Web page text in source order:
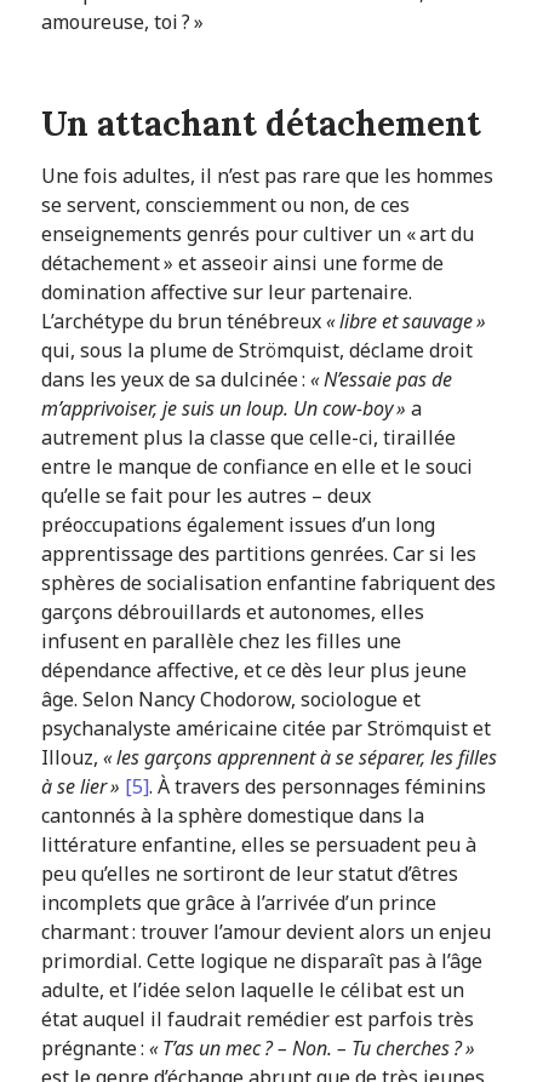
amoureuse, toi ? »
Un attachant détachement
Une fois adultes, il n’est pas rare que les hommes
se servent, consciemment ou non, de ces
enseignements genrés pour cultiver un « art du
détachement » et asseoir ainsi une forme de
domination affective sur leur partenaire.
L’archétype du brun ténébreux« libre et sauvage »
qui, sous la plume de Strömquist, déclame droit
dans les yeux de sa dulcinée : « N’essaie pas de
m’apprivoiser, je suis un loup. Un cow-boy » a
autrement plus la classe que celle-ci, tiraillée
entre le manque de confiance en elle et le souci
qu’elle se fait pour les autres – deux
préoccupations également issues d’un long
apprentissage des partitions genrées. Car si les
sphères de socialisation enfantine fabriquent des
garçons débrouillards et autonomes, elles
infusent en parallèle chez les filles une
dépendance affective, et ce dès leur plus jeune
âge. Selon Nancy Chodorow, sociologue et
psychanalyste américaine citée par Strömquist et
Illouz, « les garçons apprennent à se séparer, les filles
à se lier » [5]. À travers des personnages féminins
cantonnés à la sphère domestique dans la
littérature enfantine, elles se persuadent peu à
peu qu’elles ne sortiront de leur statut d’êtres
incomplets que grâce à l’arrivée d’un prince
charmant : trouver l’amour devient alors un enjeu
primordial. Cette logique ne disparaît pas à l’âge
adulte, et l’idée selon laquelle le célibat est un
état auquel il faudrait remédier est parfois très
prégnante : « T’as un mec ? – Non. – Tu cherches ? »